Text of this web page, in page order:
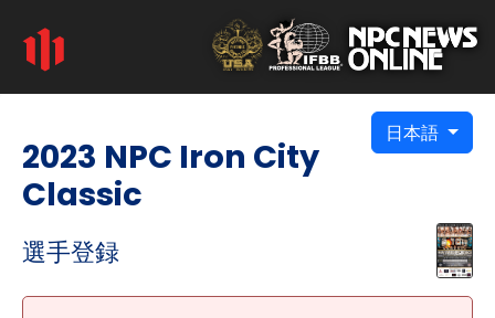
日本語
2023 NPC Iron City
Classic
選手登録